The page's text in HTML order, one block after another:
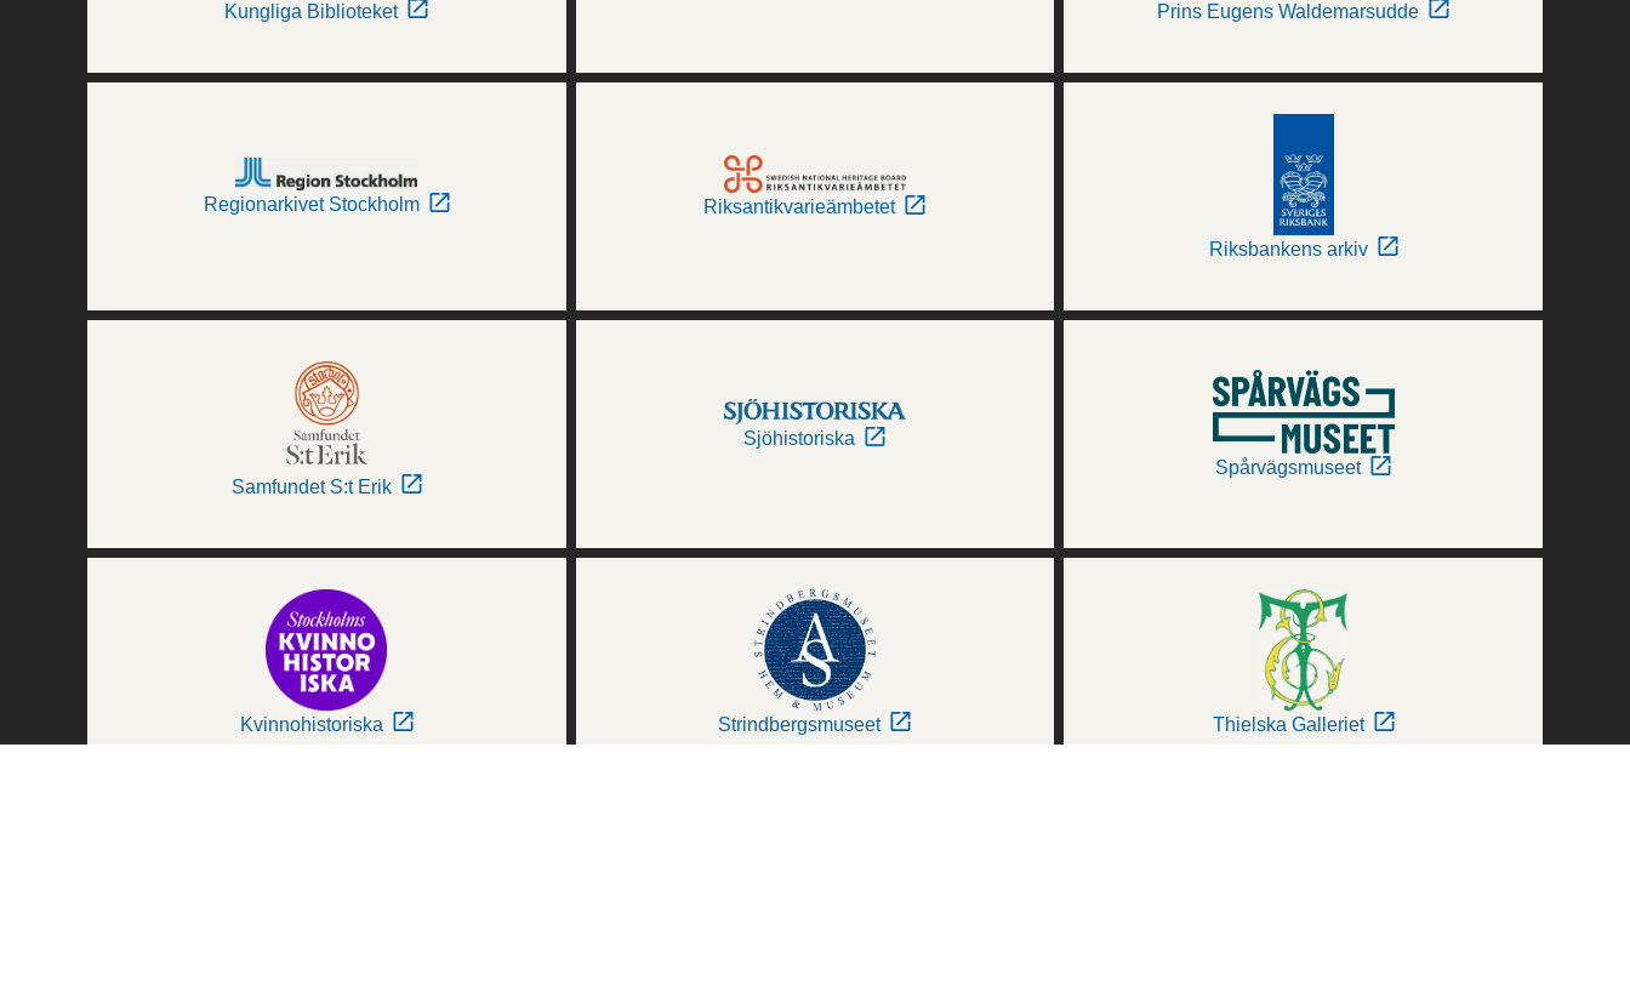
Kungliga Biblioteket
Prins Eugens Waldemarsudde
Regionarkivet Stockholm Riksantikvarieämbetet
Riksbankens arkiv
Samfundet S:t Erik
Sjöhistoriska
Spårvägsmuseet
Kvinnohistoriska Strindbergsmuseet Thielska Galleriet